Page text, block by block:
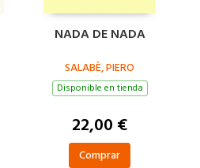
NADA DE NADA
SALABÈ, PIERO
Disponible en tienda
22,00 €
Comprar